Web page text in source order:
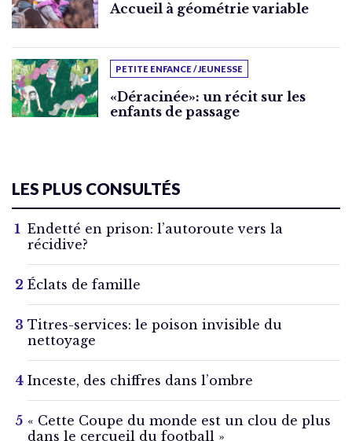
Accueil à géométrie variable
PETITE ENFANCE / JEUNESSE
«Déracinée»: un récit sur les
enfants de passage
LES PLUS CONSULTÉS
Endetté en prison: l’autoroute vers la
récidive?
Éclats de famille
Titres-services: le poison invisible du
nettoyage
Inceste, des chiffres dans l’ombre
« Cette Coupe du monde est un clou de plus
dans le cercueil du football »